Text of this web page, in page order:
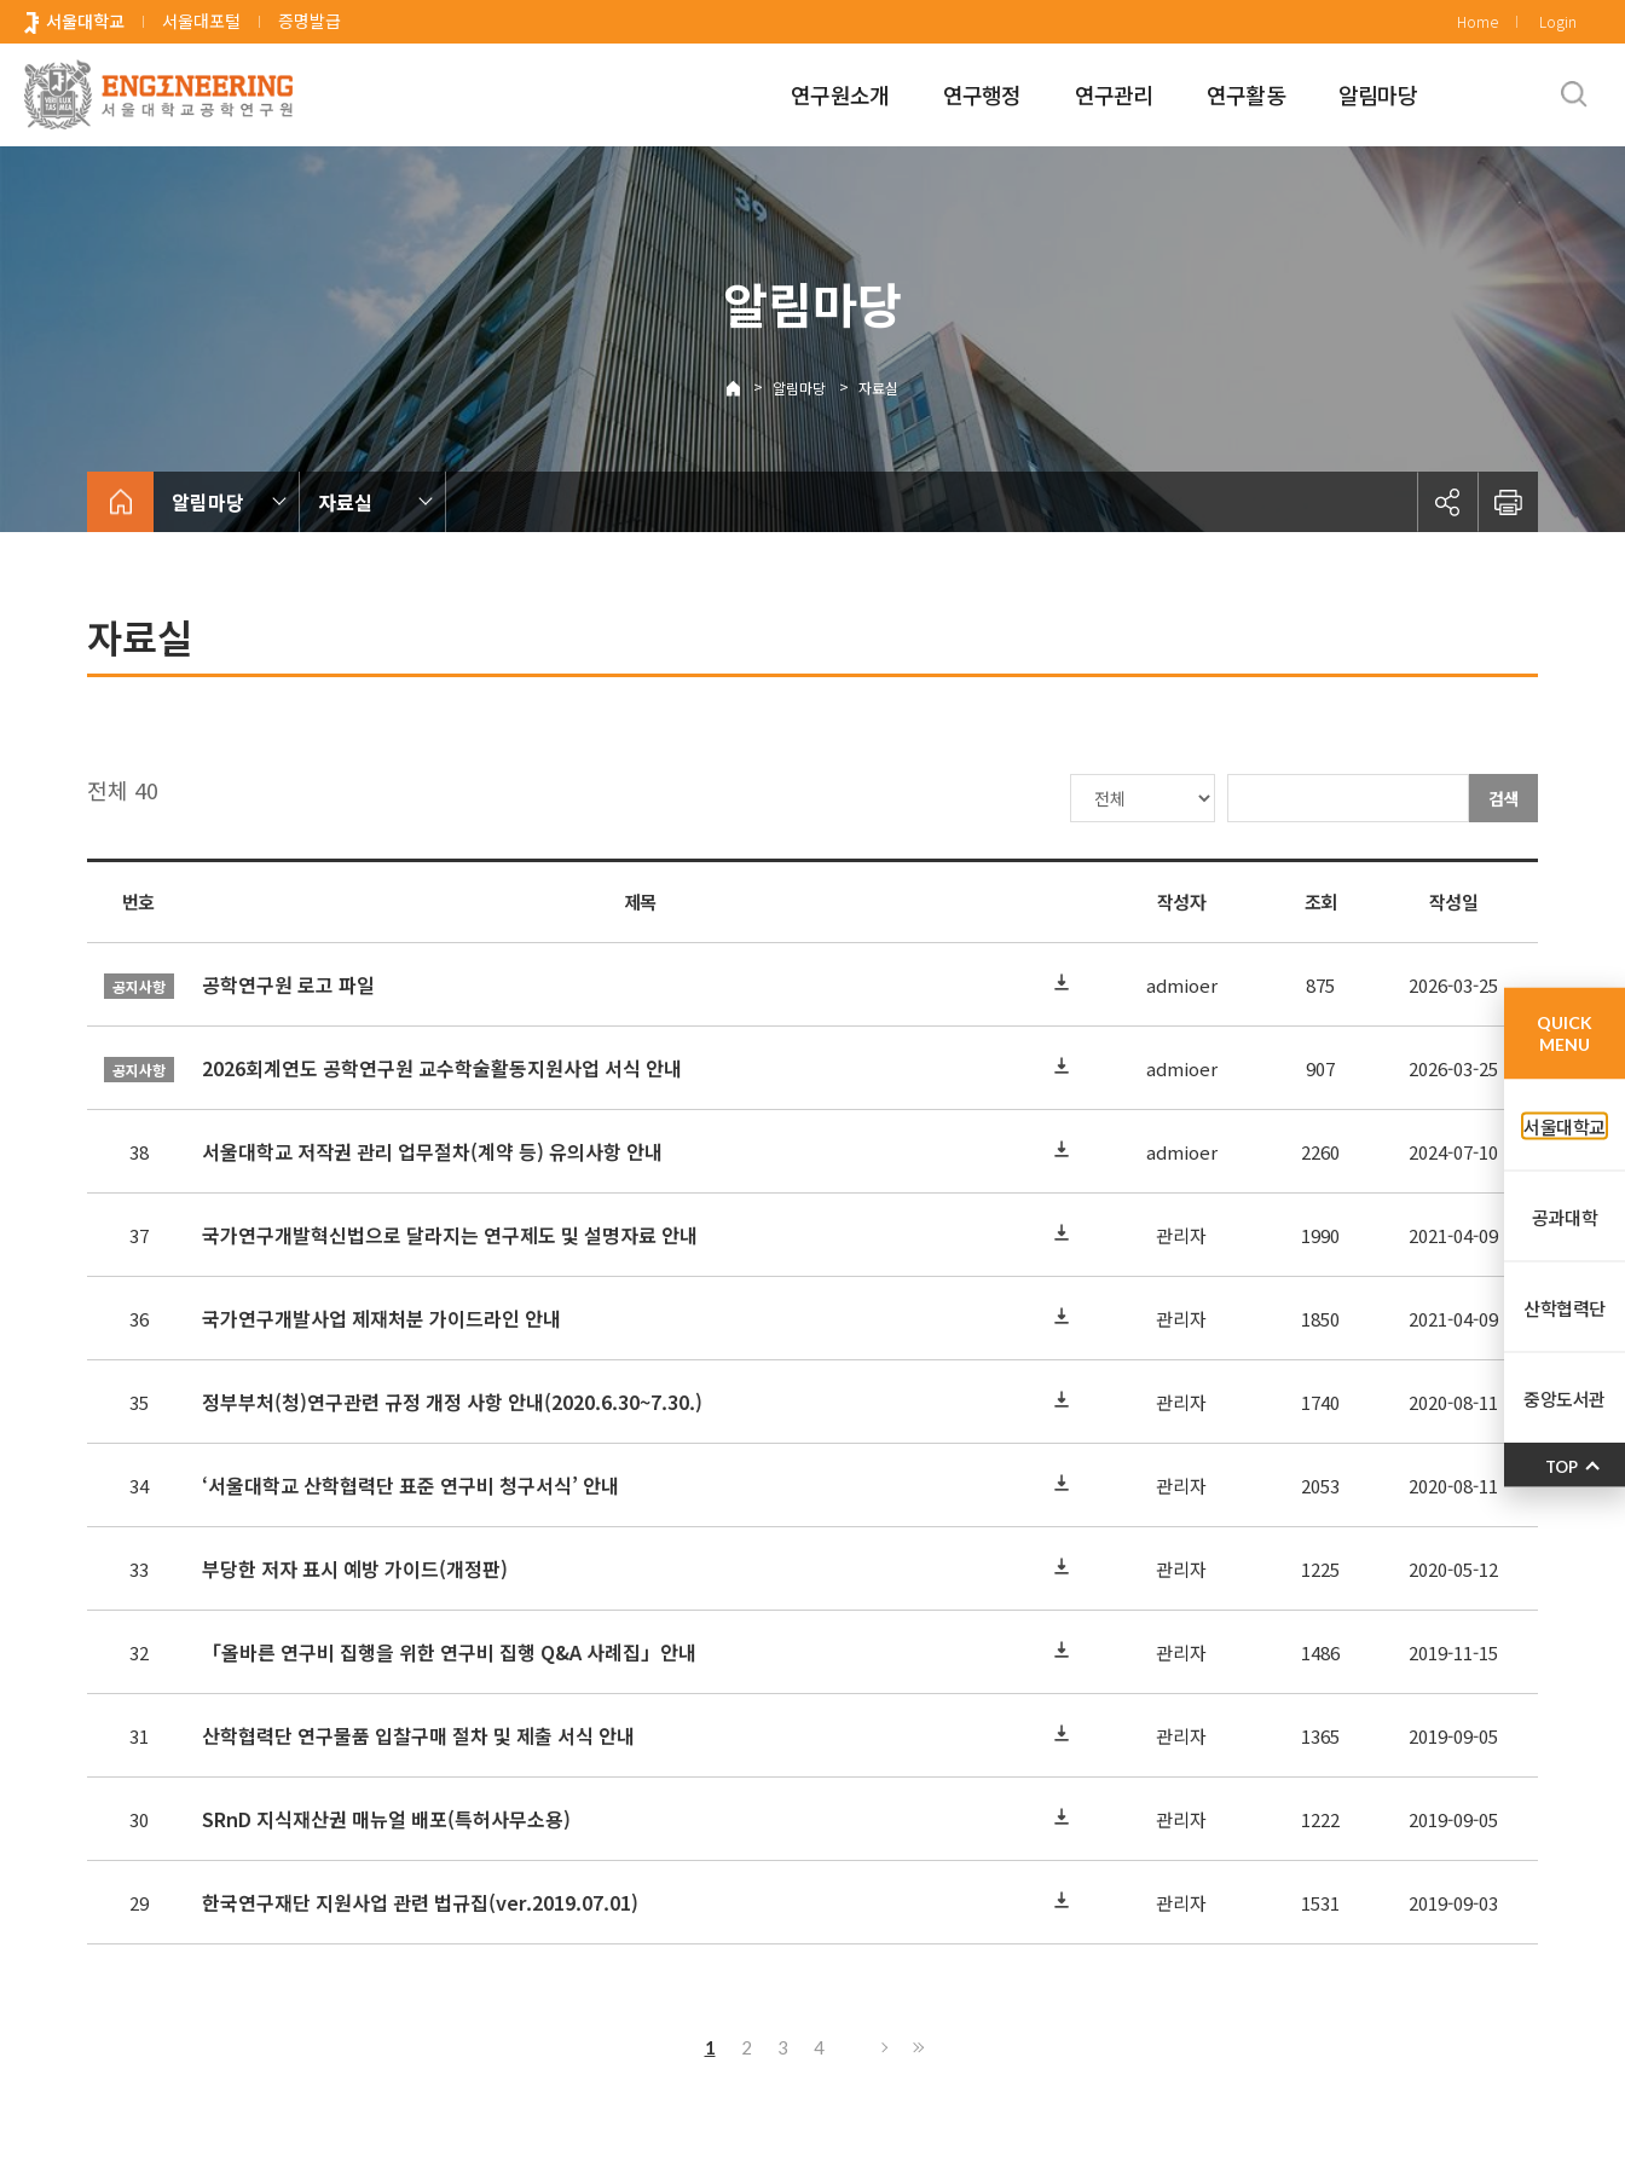
로
서울대학교 서울대포털 증명발급 Home Login
연구원소개 연구행정 연구관리 연구활동 알림마당
알림마당
> 알림마당 > 자료실
알림마당 자료실
자료실
전체 40 검색
번호 제목 작성자 조회 작성일
공지사항 공학연구원 로고 파일 admioer 875 2026-03-25
공지사항 2026회계연도 공학연구원 교수학술활동지원사업 서식 안내 admioer 907 2026-03-25
38 서울대학교 저작권 관리 업무절차(계약 등) 유의사항 안내 admioer 2260 2024-07-10
37 국가연구개발혁신법으로 달라지는 연구제도 및 설명자료 안내 관리자 1990 2021-04-09
36 국가연구개발사업 제재처분 가이드라인 안내 관리자 1850 2021-04-09
35 정부부처(청)연구관련 규정 개정 사항 안내(2020.6.30~7.30.) 관리자 1740 2020-08-11
34 ‘서울대학교 산학협력단 표준 연구비 청구서식’ 안내 관리자 2053 2020-08-11
33 부당한 저자 표시 예방 가이드(개정판) 관리자 1225 2020-05-12
32 「올바른 연구비 집행을 위한 연구비 집행 Q&A 사례집」안내 관리자 1486 2019-11-15
31 산학협력단 연구물품 입찰구매 절차 및 제출 서식 안내 관리자 1365 2019-09-05
30 SRnD 지식재산권 매뉴얼 배포(특허사무소용) 관리자 1222 2019-09-05
29 한국연구재단 지원사업 관련 법규집(ver.2019.07.01) 관리자 1531 2019-09-03
1 2 3 4
QUICK
MENU
서울대학교
공과대학
산학협력단
중앙도서관
TOP